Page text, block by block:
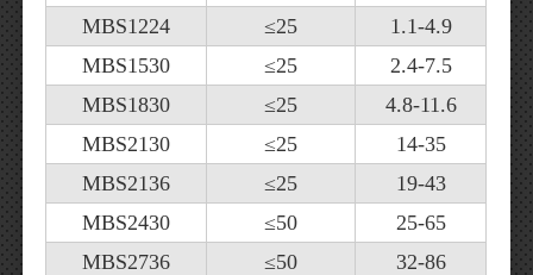
MBS1224
≤25
1.1-4.9
MBS1530
≤25
2.4-7.5
MBS1830
≤25
4.8-11.6
MBS2130
≤25
14-35
MBS2136
≤25
19-43
MBS2430
≤50
25-65
MBS2736
≤50
32-86